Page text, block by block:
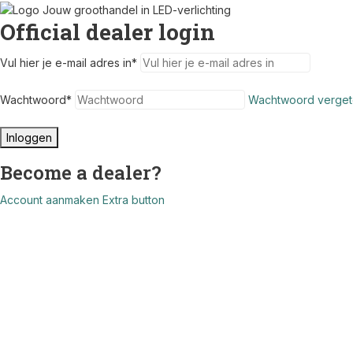
Official dealer login
Vul hier je e-mail adres in*
Wachtwoord* Wachtwoord
Inloggen
Become a dealer?
Account aanmaken Extra button